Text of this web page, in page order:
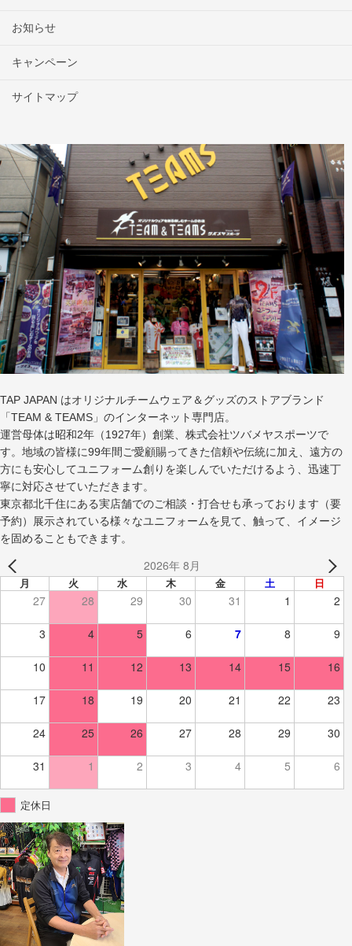
お知らせ
キャンペーン
サイトマップ
TAP JAPAN はオリジナルチームウェア＆グッズのストアブランド
「TEAM & TEAMS」のインターネット専門店。
運営母体は昭和2年（1927年）創業、株式会社ツバメヤスポーツで
す。地域の皆様に99年間ご愛顧賜ってきた信頼や伝統に加え、遠方の
方にも安心してユニフォーム創りを楽しんでいただけるよう、迅速丁
寧に対応させていただきます。
東京都北千住にある実店舗でのご相談・打合せも承っております（要
予約）展示されている様々なユニフォームを見て、触って、イメージ
を固めることもできます。
2026年 8月
月 火 水 木 金 土 日
27 28 29 30 31 1 2
3 4 5 6 7 8 9
10 11 12 13 14 15 16
17 18 19 20 21 22 23
24 25 26 27 28 29 30
31 1 2 3 4 5 6
定休日